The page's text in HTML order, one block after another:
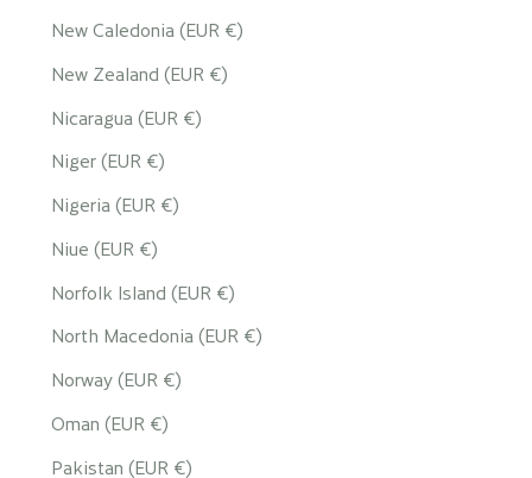
New Caledonia (EUR €)
New Zealand (EUR €)
Nicaragua (EUR €)
Niger (EUR €)
Nigeria (EUR €)
Niue (EUR €)
Norfolk Island (EUR €)
North Macedonia (EUR €)
Norway (EUR €)
Oman (EUR €)
Pakistan (EUR €)